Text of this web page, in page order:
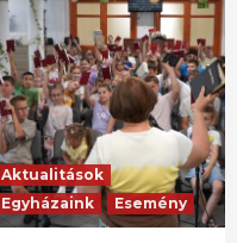
Aktualitások
Egyházaink
Esemény